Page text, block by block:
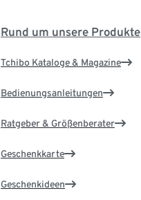
Rund um unsere Produkte
Tchibo Kataloge & Magazine
Bedienungsanleitungen
Ratgeber & Größenberater
Geschenkkarte
Geschenkideen